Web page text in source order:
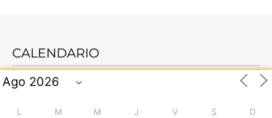
CALENDARIO
L M M J V S D